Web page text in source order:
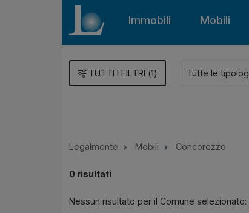
Immobili Mobili
TUTTI I FILTRI (1)
Legalmente Mobili Concorezzo
0 risultati
Nessun risultato per il Comune selezionato: